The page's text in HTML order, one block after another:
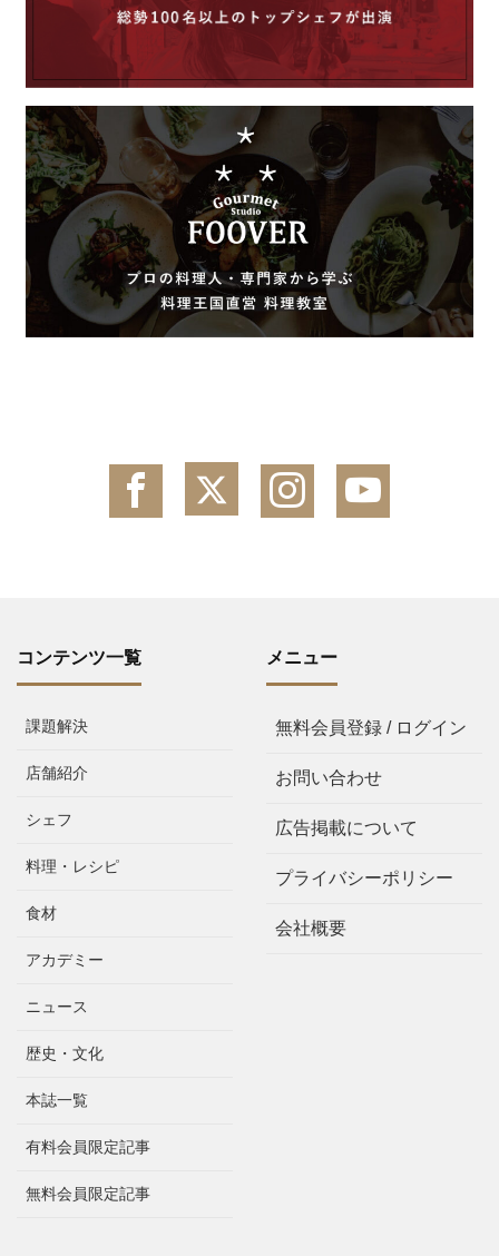
コンテンツ一覧
課題解決
店舗紹介
シェフ
料理・レシピ
食材
アカデミー
ニュース
歴史・文化
本誌一覧
有料会員限定記事
無料会員限定記事
メニュー
無料会員登録 / ログイン
お問い合わせ
広告掲載について
プライバシーポリシー
会社概要